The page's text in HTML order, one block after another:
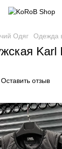
Одяг Одежда
Karl
Оставить отзыв